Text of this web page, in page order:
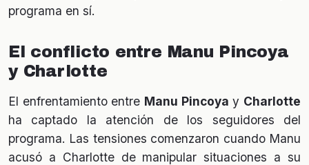
programa en sí.
El conflicto entre Manu Pincoya
y Charlotte
El enfrentamiento entre Manu Pincoya y Charlotte
ha captado la atención de los seguidores del
programa. Las tensiones comenzaron cuando Manu
acusó a Charlotte de manipular situaciones a su